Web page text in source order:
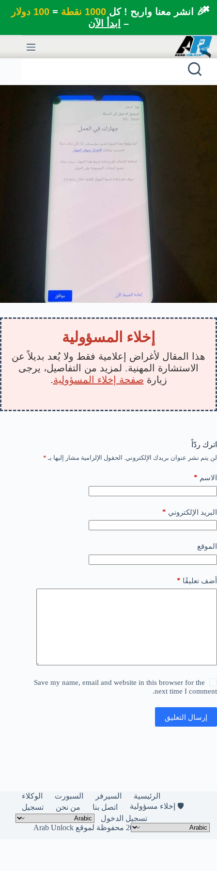
🎉 انشر معنا واربح ! كل1000 نقطة =100 دولار
– ابدأ الآن
✖
التجاوز
إلى
المحتوى
إخلاء المسؤولية
هذا المقال لأغراض إعلامية فقط ولا يُعد بديلاً عن
الاستشارة المهنية. لمزيد من التفاصيل، يرجى
زيارة صفحة إخلاء المسؤولية.
اترك ردّاً
لن يتم نشر عنوان بريدك الإلكتروني. الحقول الإلزامية مشار إليها بـ *
الاسم *
البريد الإلكتروني *
الموقع
أضف تعليقًا *
Save my name, email and website in this browser for the
next time I comment.
إرسال التعليق
الرئيسية السيرفر السبورت
الوكلاء
🛡️ إخلاء مسؤولية
اتصل بنا من نحن
تسجيل
تسجيل الدخول
حقوق النشر © لعام 2026 محفوظة لموقع Arab Unlock